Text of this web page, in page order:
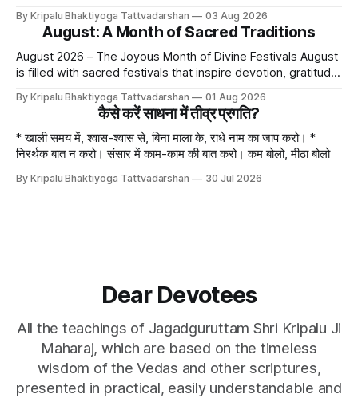
or husband," but this is not entirely true. A question naturally
arises: if
By Kripalu Bhaktiyoga Tattvadarshan 03 Aug 2026
August: A Month of Sacred Traditions
August 2026 – The Joyous Month of Divine Festivals August
is filled with sacred festivals that inspire devotion, gratitude,
joyous celebrations of Hariyali Teej and Naag Panchami to
the cherished festival of Raksha Bandhan, each occasion
offers an opportunity to strengthen
By Kripalu Bhaktiyoga Tattvadarshan 01 Aug 2026
कैसे करें साधना में तीव्र प्रगति?
* खाली समय में, श्वास-श्वास से, बिना माला के, राधे नाम का जाप करो। *
निरर्थक बात न करो। संसार में काम-काम की बात करो। कम बोलो, मीठा बोलो
By Kripalu Bhaktiyoga Tattvadarshan 30 Jul 2026
Dear Devotees
All the teachings of Jagadguruttam Shri Kripalu Ji
Maharaj, which are based on the timeless
wisdom of the Vedas and other scriptures,
presented in practical, easily understandable and